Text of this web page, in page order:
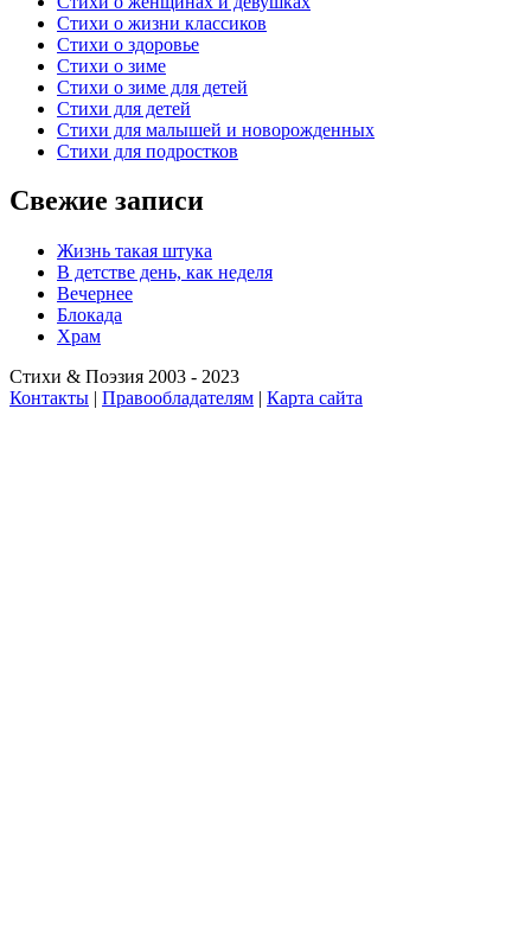
Стихи о жизни классиков
Стихи о здоровье
Стихи о зиме
Стихи о зиме для детей
Стихи для детей
Стихи для малышей и новорожденных
Стихи для подростков
Свежие записи
Жизнь такая штука
В детстве день, как неделя
Вечернее
Блокада
Храм
Стихи & Поэзия 2003 - 2023
Контакты | Правообладателям | Карта сайта